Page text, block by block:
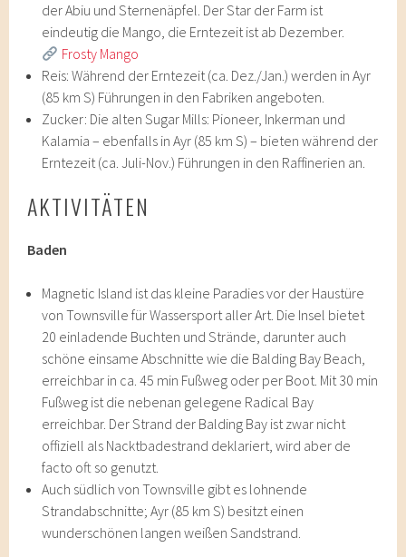
der Abiu und Sternenäpfel. Der Star der Farm ist
eindeutig die Mango, die Erntezeit ist ab Dezember.
Frosty Mango
Reis: Während der Erntezeit (ca. Dez./Jan.) werden in Ayr
(85 km S) Führungen in den Fabriken angeboten.
Zucker: Die alten Sugar Mills: Pioneer, Inkerman und
Kalamia – ebenfalls in Ayr (85 km S) – bieten während der
Erntezeit (ca. Juli-Nov.) Führungen in den Raffinerien an.
AKTIVITÄTEN
Baden
Magnetic Island ist das kleine Paradies vor der Haustüre
von Townsville für Wassersport aller Art. Die Insel bietet
20 einladende Buchten und Strände, darunter auch
schöne einsame Abschnitte wie die Balding Bay Beach,
erreichbar in ca. 45 min Fußweg oder per Boot. Mit 30 min
Fußweg ist die nebenan gelegene Radical Bay
erreichbar. Der Strand der Balding Bay ist zwar nicht
offiziell als Nacktbadestrand deklariert, wird aber de
facto oft so genutzt.
Auch südlich von Townsville gibt es lohnende
Strandabschnitte; Ayr (85 km S) besitzt einen
wunderschönen langen weißen Sandstrand.